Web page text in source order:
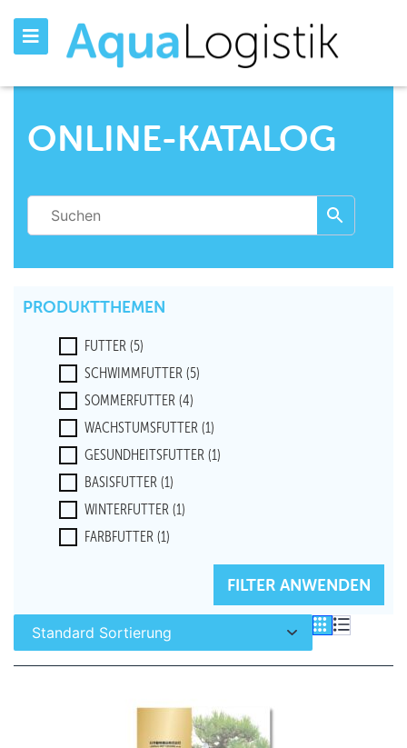
ONLINE-KATALOG
PRODUKTTHEMEN
FUTTER (5)
SCHWIMMFUTTER (5)
SOMMERFUTTER (4)
WACHSTUMSFUTTER (1)
GESUNDHEITSFUTTER (1)
BASISFUTTER (1)
WINTERFUTTER (1)
FARBFUTTER (1)
FILTER ANWENDEN